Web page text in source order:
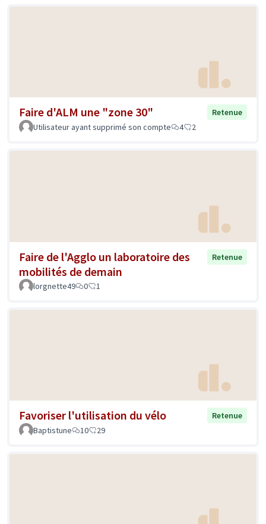
Faire d'ALM une "zone 30"
Retenue
Utilisateur ayant supprimé son compte
4 2
Faire de l'Agglo un laboratoire des
mobilités de demain
Retenue
lorgnette49 0 1
Favoriser l'utilisation du vélo
Retenue
Baptistune
10 29